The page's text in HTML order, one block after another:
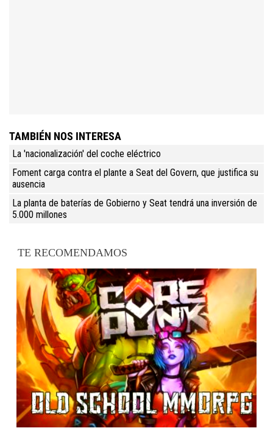
TAMBIÉN NOS INTERESA
La 'nacionalización' del coche eléctrico
Foment carga contra el plante a Seat del Govern, que justifica su
ausencia
La planta de baterías de Gobierno y Seat tendrá una inversión de
5.000 millones
TE RECOMENDAMOS